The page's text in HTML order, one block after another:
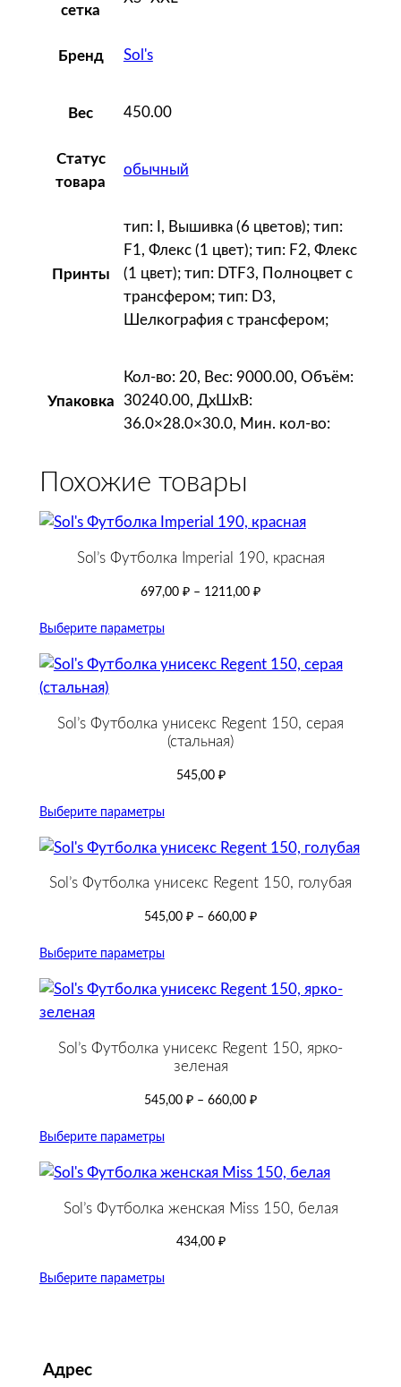
сетка
Бренд Sol's
Вес 450.00
Статус
товара
обычный
Принты
тип: I, Вышивка (6 цветов); тип:
F1, Флекс (1 цвет); тип: F2, Флекс
(1 цвет); тип: DTF3, Полноцвет с
трансфером; тип: D3,
Шелкография с трансфером;
Упаковка
Кол-во: 20, Вес: 9000.00, Объём:
30240.00, ДxШxВ:
36.0×28.0×30.0, Мин. кол-во:
Похожие товары
Sol’s Футболка Imperial 190, красная
697,00 ₽ – 1211,00 ₽
Выберите параметры
Sol’s Футболка унисекс Regent 150, серая
(стальная)
545,00 ₽
Выберите параметры
Sol’s Футболка унисекс Regent 150, голубая
545,00 ₽ – 660,00 ₽
Выберите параметры
Sol’s Футболка унисекс Regent 150, ярко-
зеленая
545,00 ₽ – 660,00 ₽
Выберите параметры
Sol’s Футболка женская Miss 150, белая
434,00 ₽
Выберите параметры
Адрес